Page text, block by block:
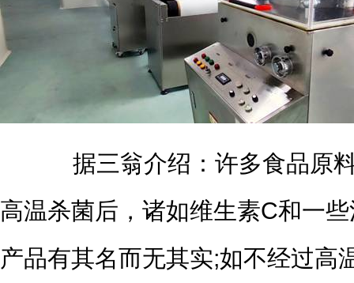
据三翁介绍：许多食品原料
高温杀菌后，诸如维生素C和一
产品有其名而无其实;如不经过高